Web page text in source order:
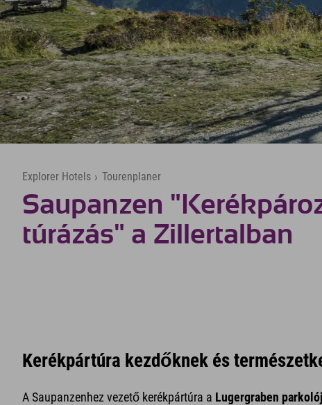
Explorer Hotels › Tourenplaner
Saupanzen
túrázás" a Zillertalban
Kerékpártúra kezdőknek és
A Saupanzenhez vezető kerékpártúra a Lugergraben